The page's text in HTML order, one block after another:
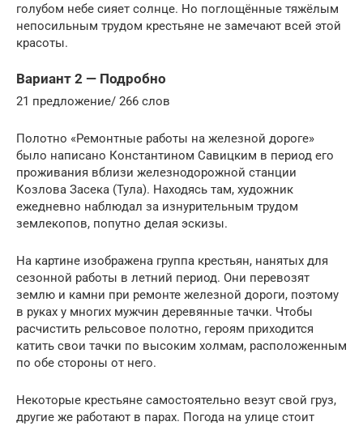
голубом небе сияет солнце. Но поглощённые тяжёлым
непосильным трудом крестьяне не замечают всей этой
красоты.
Вариант 2 — Подробно
21 предложение/ 266 слов
Полотно «Ремонтные работы на железной дороге»
было написано Константином Савицким в период его
проживания вблизи железнодорожной станции
Козлова Засека (Тула). Находясь там, художник
ежедневно наблюдал за изнурительным трудом
землекопов, попутно делая эскизы.
На картине изображена группа крестьян, нанятых для
сезонной работы в летний период. Они перевозят
землю и камни при ремонте железной дороги, поэтому
в руках у многих мужчин деревянные тачки. Чтобы
расчистить рельсовое полотно, героям приходится
катить свои тачки по высоким холмам, расположенным
по обе стороны от него.
Некоторые крестьяне самостоятельно везут свой груз,
другие же работают в парах. Погода на улице стоит